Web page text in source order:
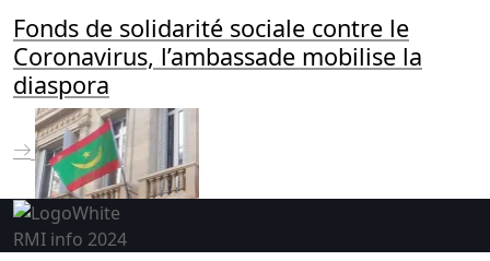
Fonds de solidarité sociale contre le
Coronavirus, l’ambassade mobilise la
diaspora
RMI info 2024